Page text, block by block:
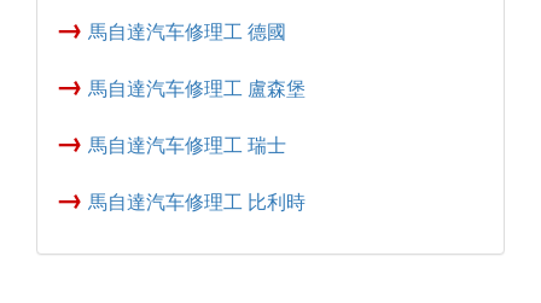
→ 馬自達汽车修理工 德國
→ 馬自達汽车修理工 盧森堡
→ 馬自達汽车修理工 瑞士
→ 馬自達汽车修理工 比利時